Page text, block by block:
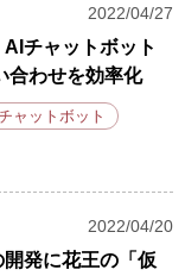
2022/04/27
チャットボット
合わせを効率化
ャットボット
2022/04/20
開発に花王の「仮